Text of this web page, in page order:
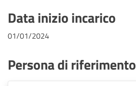
Data inizio incarico
01/01/2024
Persona di riferimento